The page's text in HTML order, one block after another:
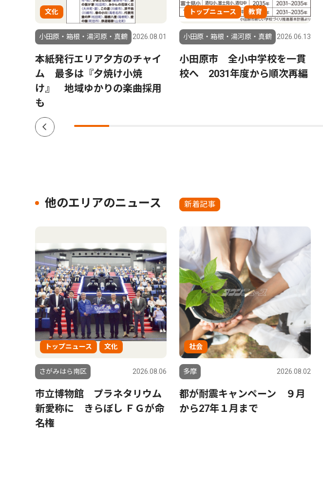
文化
小田原・箱根・湯河原・真鶴 2026.08.01
本紙発行エリア夕方のチャイ
ム 最多は『夕焼け小焼
け』 地域ゆかりの楽曲採用
も
トップニュース 教育
小田原・箱根・湯河原・真鶴 2026.06.13
小田原市 全小中学校を一貫
校へ 2031年度から順次再編
他のエリアのニュース 新着記事
トップニュース 文化
さがみはら南区 2026.08.06
市立博物館 プラネタリウム
新愛称に きらぼし ＦＧが命
名権
社会
多摩 2026.08.02
都が耐震キャンペーン ９月
から27年１月まで